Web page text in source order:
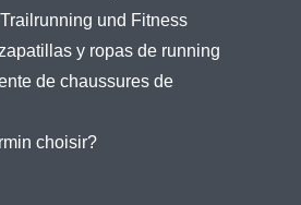
und Fitness
y ropas de running
de chaussures de
choisir?